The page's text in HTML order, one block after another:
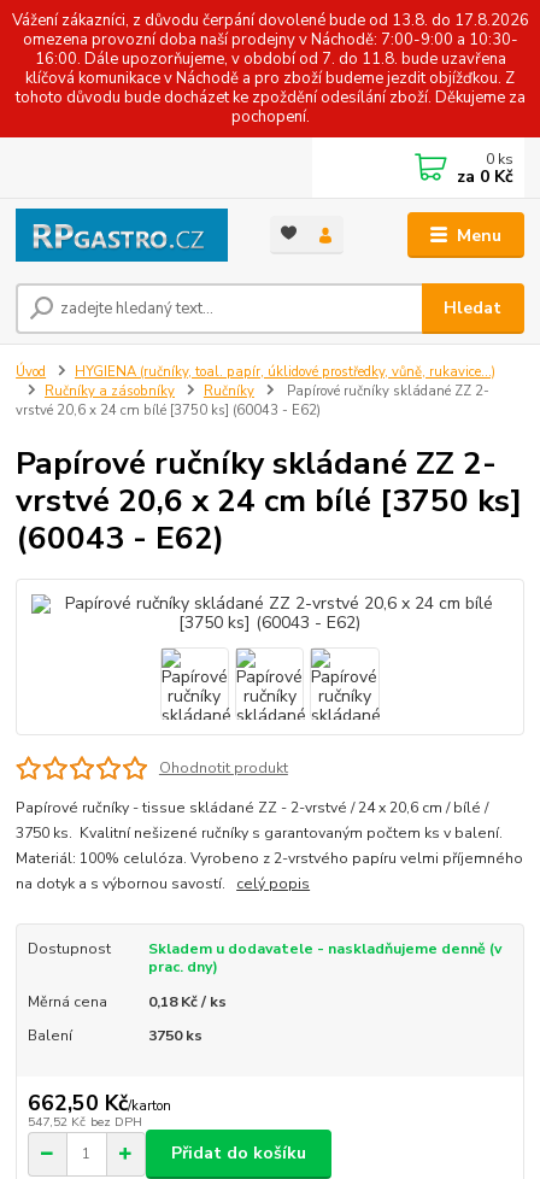
Vážení zákazníci, z důvodu čerpání dovolené bude od 13.8. do 17.8.2026
omezena provozní doba naší prodejny v Náchodě: 7:00-9:00 a 10:30-
16:00. Dále upozorňujeme, v období od 7. do 11.8. bude uzavřena
klíčová komunikace v Náchodě a pro zboží budeme jezdit objížďkou. Z
tohoto důvodu bude docházet ke zpoždění odesílání zboží. Děkujeme za
pochopení.
Menu
Hledat
0 ks
za 0 Kč
Úvod
HYGIENA (ručníky, toal. papír, úklidové prostředky, vůně, rukavice...)
Ručníky a zásobníky
Ručníky
Papírové ručníky skládané ZZ 2-
vrstvé 20,6 x 24 cm bílé [3750 ks] (60043 - E62)
Papírové ručníky skládané ZZ 2-
vrstvé 20,6 x 24 cm bílé [3750 ks]
(60043 - E62)
Ohodnotit produkt
Papírové ručníky - tissue skládané ZZ - 2-vrstvé / 24 x 20,6 cm / bílé /
3750 ks. Kvalitní nešizené ručníky s garantovaným počtem ks v balení.
Materiál: 100% celulóza. Vyrobeno z 2-vrstvého papíru velmi příjemného
na dotyk a s výbornou savostí. celý popis
Dostupnost
Skladem u dodavatele - naskladňujeme denně (v
prac. dny)
Měrná cena
0,18 Kč / ks
Balení
3750 ks
662,50 Kč/karton
547,52 Kč bez DPH
Přidat do košíku